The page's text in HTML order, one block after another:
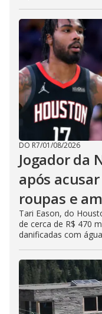
DO R7/01/08/2026
Jogador da
após
roupas e
Tari Eason, do
de cerca de R$ 470
danificadas com